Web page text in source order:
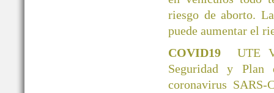
riesgo de aborto.
puede aumentar el
COVID19 UTE
Seguridad y Plan
coronavirus